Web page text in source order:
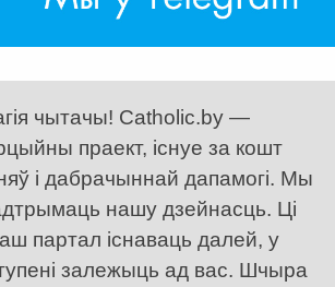
чытачы! Catholic.by —
праект, існуе за кошт
і дабрачыннай дапамогі. Мы
нашу дзейнасць. Ці
партал існаваць далей, у
залежыць ад вас. Шчыра